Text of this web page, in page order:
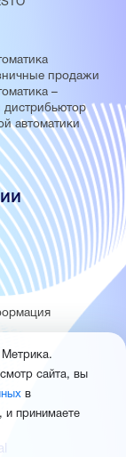
продажи
–
автоматики
сайта, вы
в
, и принимаете